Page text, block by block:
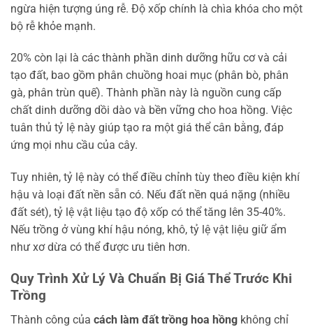
ngừa hiện tượng úng rễ. Độ xốp chính là chìa khóa cho một
bộ rễ khỏe mạnh.
20% còn lại là các thành phần dinh dưỡng hữu cơ và cải
tạo đất, bao gồm phân chuồng hoai mục (phân bò, phân
gà, phân trùn quế). Thành phần này là nguồn cung cấp
chất dinh dưỡng dồi dào và bền vững cho hoa hồng. Việc
tuân thủ tỷ lệ này giúp tạo ra một giá thể cân bằng, đáp
ứng mọi nhu cầu của cây.
Tuy nhiên, tỷ lệ này có thể điều chỉnh tùy theo điều kiện khí
hậu và loại đất nền sẵn có. Nếu đất nền quá nặng (nhiều
đất sét), tỷ lệ vật liệu tạo độ xốp có thể tăng lên 35-40%.
Nếu trồng ở vùng khí hậu nóng, khô, tỷ lệ vật liệu giữ ẩm
như xơ dừa có thể được ưu tiên hơn.
Quy Trình Xử Lý Và Chuẩn Bị Giá Thể Trước Khi
Trồng
Thành công của cách làm đất trồng hoa hồng không chỉ